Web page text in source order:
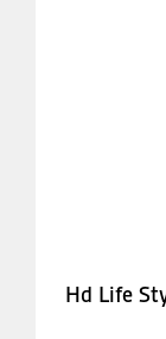
Hd Life